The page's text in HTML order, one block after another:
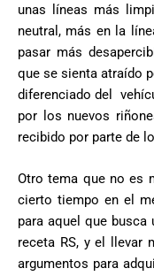
unas líneas más
neutral, más en la
pasar más
que se sienta atraído
diferenciado del
por los nuevos
recibido por parte de
Otro tema que no es
cierto tiempo en el
para aquel que busca
receta RS, y el llevar
argumentos para